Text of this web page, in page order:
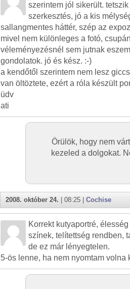
szerintem jól sikerült.
szerkesztés, jó a kis
sallangmentes háttér, szép az
mivel nem különleges a fotó,
véleményezésnél sem jutnak
gondolatok. jó és kész. :-)
a kendőtől szerintem nem lesz
van öltöztete, ezért a róla készült
üdv
ati
Örülök, hogy nem
kezeled a dolgokat.
2008. október 24. | 08:25 | Cochise
Korrekt kutyaportré,
színek, telítettség rendben,
de ez már lényegtelen.
5-ös lenne, ha nem nyomtam volna